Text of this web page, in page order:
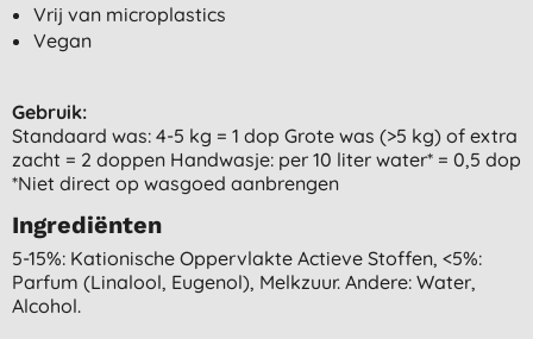
Vrij van microplastics
Vegan
Gebruik:
Standaard was: 4-5 kg = 1 dop Grote was (>5 kg) of extra
zacht = 2 doppen Handwasje: per 10 liter water* = 0,5 dop
*Niet direct op wasgoed aanbrengen
Ingrediënten
5-15%: Kationische Oppervlakte Actieve Stoffen, <5%:
Parfum (linalool, Eugenol), Melkzuur. Andere: Water,
Alcohol.